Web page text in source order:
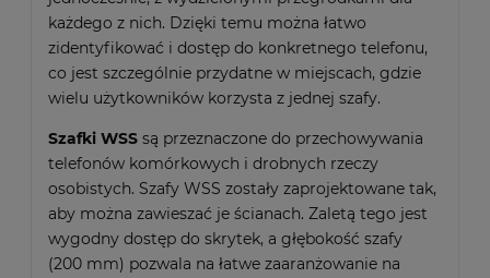
każdego z nich. Dzięki temu można łatwo
zidentyfikować i dostęp do konkretnego telefonu,
co jest szczególnie przydatne w miejscach, gdzie
wielu użytkowników korzysta z jednej szafy.
Szafki WSS są przeznaczone do przechowywania
telefonów komórkowych i drobnych rzeczy
osobistych. Szafy WSS zostały zaprojektowane tak,
aby można zawieszać je ścianach. Zaletą tego jest
wygodny dostęp do skrytek, a głębokość szafy
(200 mm) pozwala na łatwe zaaranżowanie na